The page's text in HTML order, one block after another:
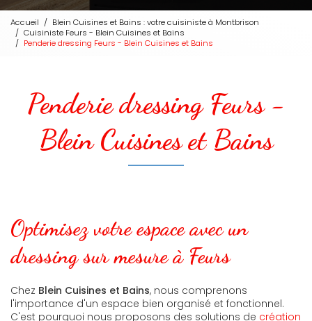
Accueil
Blein Cuisines et Bains : votre cuisiniste à Montbrison
Cuisiniste Feurs - Blein Cuisines et Bains
Penderie dressing Feurs - Blein Cuisines et Bains
Penderie dressing Feurs -
Blein Cuisines et Bains
Optimisez votre espace avec un
dressing sur mesure à Feurs
Chez Blein Cuisines et Bains, nous comprenons
l'importance d'un espace bien organisé et fonctionnel.
C'est pourquoi nous proposons des solutions de création